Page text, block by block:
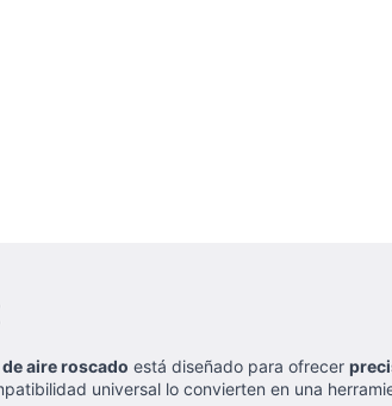
aire roscado está diseñado para ofrecer
universal lo convierten en una